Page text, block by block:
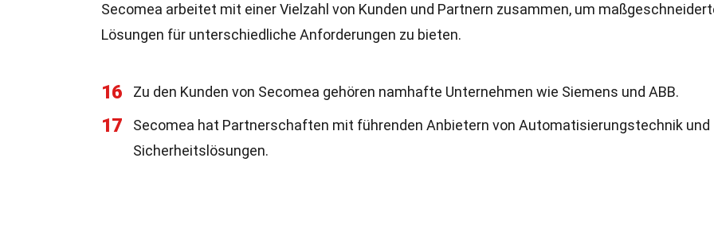
Secomea arbeitet mit einer Vielzahl von Kunden und Partnern zusammen, um
Lösungen für unterschiedliche Anforderungen zu bieten.
16 Zu den Kunden von Secomea gehören namhafte Unternehmen wie Siemens und ABB.
17
Secomea hat Partnerschaften mit führenden Anbietern von Automatisierungstechnik und
Sicherheitslösungen.